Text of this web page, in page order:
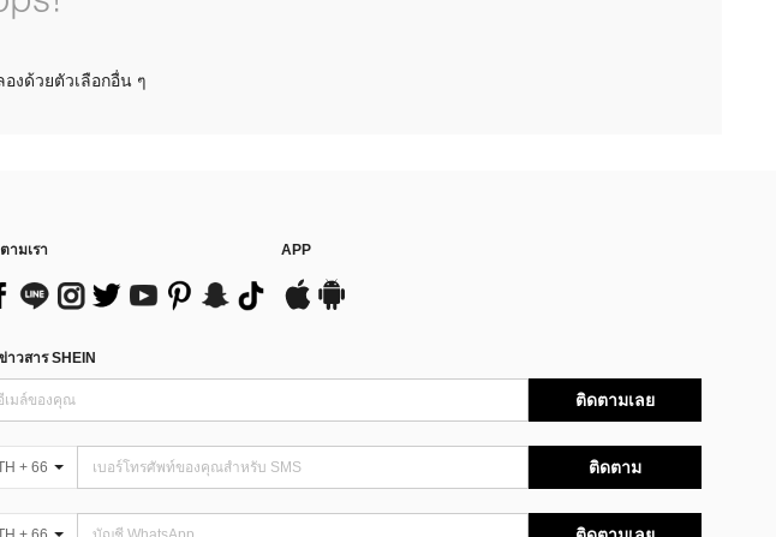
งด้วยตัวเลือกอื่น ๆ
ามเรา APP
าวสาร SHEIN
ติดตามเลย
+ 66 ติดตาม